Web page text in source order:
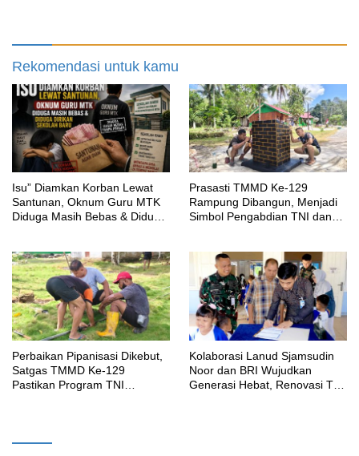
Rekomendasi untuk kamu
‎Isu” Diamkan Korban Lewat
Santunan, Oknum Guru MTK
Diduga Masih Bebas & Diduga
Prasasti TMMD Ke-129
Rampung Dibangun, Menjadi
Simbol Pengabdian TNI dan
Perbaikan Pipanisasi Dikebut,
Satgas TMMD Ke-129
Pastikan Program TNI
Kolaborasi Lanud Sjamsudin
Noor dan BRI Wujudkan
Generasi Hebat, Renovasi TK